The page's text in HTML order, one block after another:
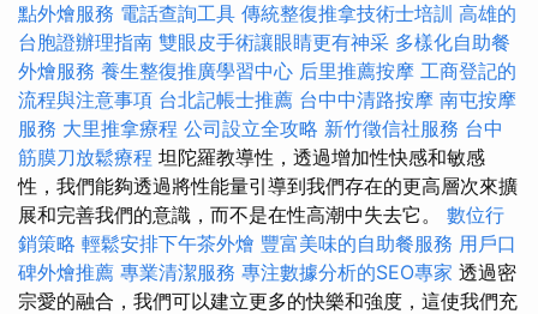
點外燴服務 電話查詢工具 傳統整復推拿技術士培訓 高雄的
台胞證辦理指南 雙眼皮手術讓眼睛更有神采 多樣化自助餐
外燴服務 養生整復推廣學習中心 后里推薦按摩 工商登記的
流程與注意事項 台北記帳士推薦 台中中清路按摩 南屯按摩
服務 大里推拿療程 公司設立全攻略 新竹徵信社服務 台中
筋膜刀放鬆療程 坦陀羅教導性，透過增加性快感和敏感
性，我們能夠透過將性能量引導到我們存在的更高層次來擴
展和完善我們的意識，而不是在性高潮中失去它。 數位行
銷策略 輕鬆安排下午茶外燴 豐富美味的自助餐服務 用戶口
碑外燴推薦 專業清潔服務 專注數據分析的SEO專家 透過密
宗愛的融合，我們可以建立更多的快樂和強度，這使我們充